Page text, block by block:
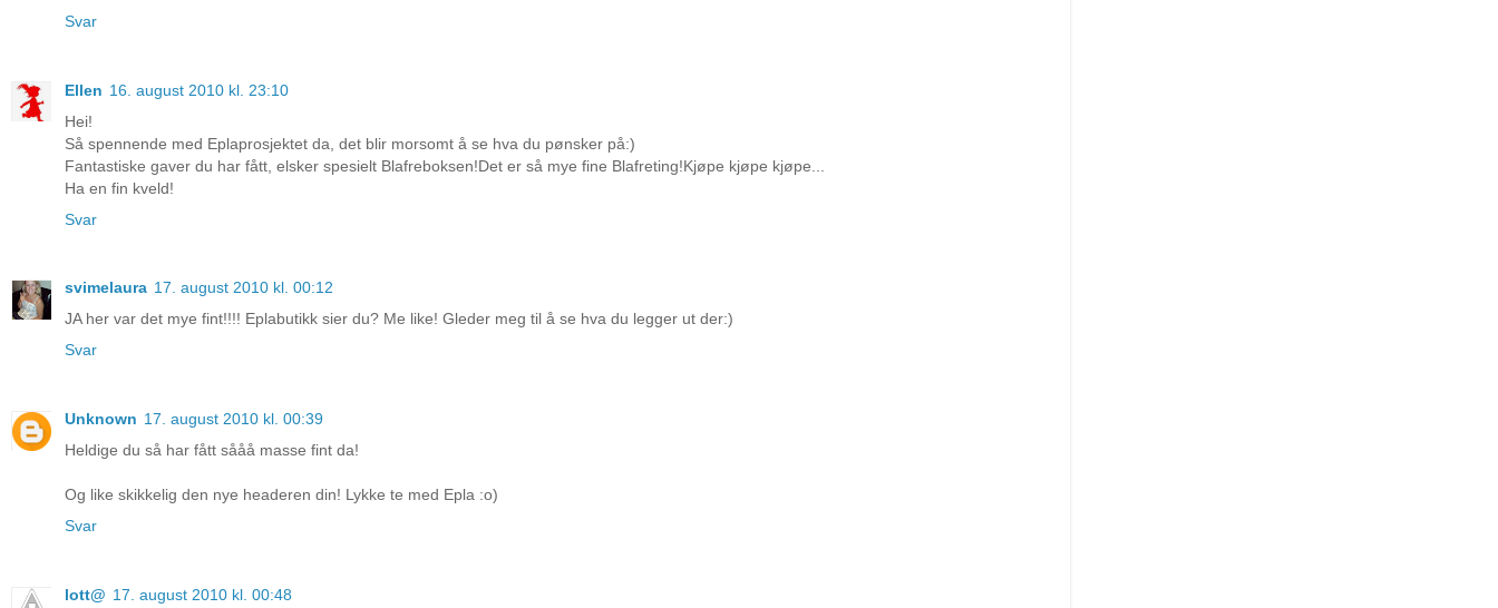
Svar
Ellen 16. august 2010 kl. 23:10
Hei!
Så spennende med Eplaprosjektet da, det blir morsomt å se hva du pønsker på:)
Fantastiske gaver du har fått, elsker spesielt Blafreboksen!Det er så mye fine Blafreting!Kjøpe kjøpe kjøpe...
Ha en fin kveld!
Svar
svimelaura 17. august 2010 kl. 00:12
JA her var det mye fint!!!! Eplabutikk sier du? Me like! Gleder meg til å se hva du legger ut der:)
Svar
Unknown 17. august 2010 kl. 00:39
Heldige du så har fått sååå masse fint da!
Og like skikkelig den nye headeren din! Lykke te med Epla :o)
Svar
lott@ 17. august 2010 kl. 00:48